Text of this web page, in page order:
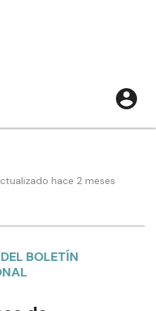
hace 2 meses
BOLETÍN